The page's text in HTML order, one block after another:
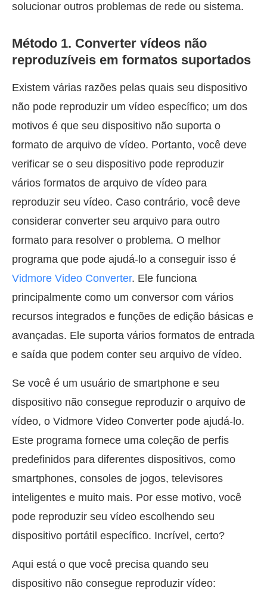
solucionar outros problemas de rede ou sistema.
Método 1. Converter vídeos não
reproduzíveis em formatos suportados
Existem várias razões pelas quais seu dispositivo
não pode reproduzir um vídeo específico; um dos
motivos é que seu dispositivo não suporta o
formato de arquivo de vídeo. Portanto, você deve
verificar se o seu dispositivo pode reproduzir
vários formatos de arquivo de vídeo para
reproduzir seu vídeo. Caso contrário, você deve
considerar converter seu arquivo para outro
formato para resolver o problema. O melhor
programa que pode ajudá-lo a conseguir isso é
Vidmore Video Converter. Ele funciona
principalmente como um conversor com vários
recursos integrados e funções de edição básicas e
avançadas. Ele suporta vários formatos de entrada
e saída que podem conter seu arquivo de vídeo.
Se você é um usuário de smartphone e seu
dispositivo não consegue reproduzir o arquivo de
vídeo, o Vidmore Video Converter pode ajudá-lo.
Este programa fornece uma coleção de perfis
predefinidos para diferentes dispositivos, como
smartphones, consoles de jogos, televisores
inteligentes e muito mais. Por esse motivo, você
pode reproduzir seu vídeo escolhendo seu
dispositivo portátil específico. Incrível, certo?
Aqui está o que você precisa quando seu
dispositivo não consegue reproduzir vídeo: